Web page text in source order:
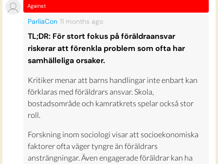
Against
ParliaCon 11 months ago
TL;DR: För stort fokus på föräldraansvar
riskerar att förenkla problem som ofta har
samhälleliga orsaker.
Kritiker menar att barns handlingar inte enbart kan
förklaras med föräldrars ansvar. Skola,
bostadsområde och kamratkrets spelar också stor
roll.
Forskning inom sociologi visar att socioekonomiska
faktorer ofta väger tyngre än föräldrars
ansträngningar. Även engagerade föräldrar kan ha